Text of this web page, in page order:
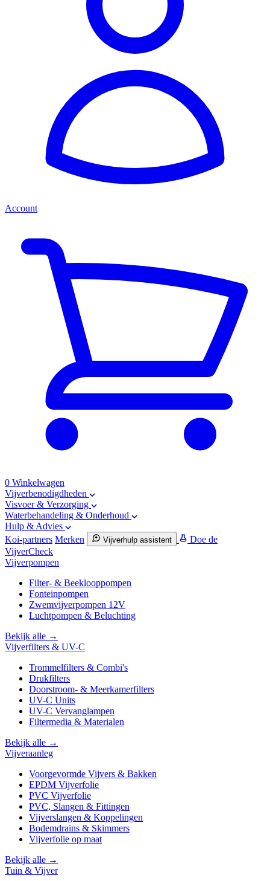
Account
0 Winkelwagen
Vijverbenodigdheden
Visvoer & Verzorging
Waterbehandeling & Onderhoud
Hulp & Advies
Koi-partners Merken Vijverhulp assistent
Doe de
VijverCheck
Vijverpompen
Filter- & Beeklooppompen
Fonteinpompen
Zwemvijverpompen 12V
Luchtpompen & Beluchting
Bekijk alle →
Vijverfilters & UV-C
Trommelfilters & Combi's
Drukfilters
Doorstroom- & Meerkamerfilters
UV-C Units
UV-C Vervanglampen
Filtermedia & Materialen
Bekijk alle →
Vijveraanleg
Voorgevormde Vijvers & Bakken
EPDM Vijverfolie
PVC Vijverfolie
PVC, Slangen & Fittingen
Vijverslangen & Koppelingen
Bodemdrains & Skimmers
Vijverfolie op maat
Bekijk alle →
Tuin & Vijver